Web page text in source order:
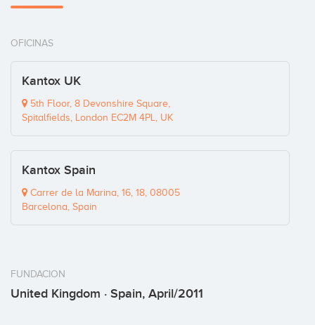
OFICINAS
Kantox UK
5th Floor, 8 Devonshire Square,
Spitalfields, London EC2M 4PL, UK
Kantox Spain
Carrer de la Marina, 16, 18, 08005
Barcelona, Spain
FUNDACION
United Kingdom · Spain, April/2011